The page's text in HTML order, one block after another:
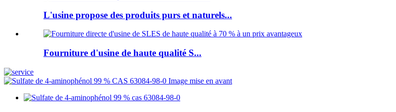
L'usine propose des produits purs et naturels...
Fourniture d'usine de haute qualité S...